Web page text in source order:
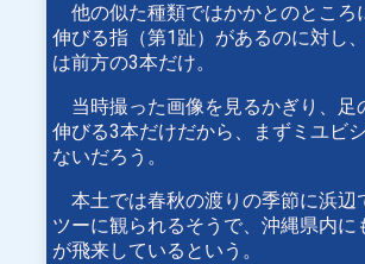
他の似た種類ではかかとのところ
伸びる指（第1趾）があるのに対し
は前方の3本だけ。
当時撮った画像を見るかぎり、足
伸びる3本だけだから、まずミユビ
ないだろう。
本土では春秋の渡りの季節に浜辺
ツーに観られるそうで、沖縄県内に
が飛来しているという。